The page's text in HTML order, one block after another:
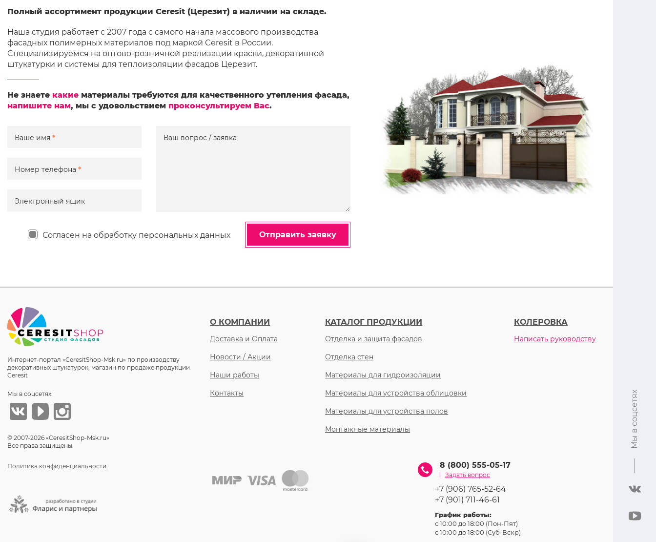
Мы в соцсетях
Полный ассортимент продукции Ceresit (Церезит) в наличии на складе.
Наша студия работает с 2007 года с самого начала массового производства
фасадных полимерных материалов под маркой Ceresit в России.
Cпециализируемся на оптово-розничной реализации краски, декоративной
штукатурки и системы для теплоизоляции фасадов Церезит.
Не знаете какие материалы требуются для качественного утепления фасада,
напишите нам, мы с удовольствием проконсультируем Вас.
Ваше имя *
Номер телефона *
Электронный ящик
Ваш вопрос / заявка
Согласен на обработку персональных данных Отправить заявку
Интернет-портал «CeresitShop-Msk.ru» по производству
декоративных штукатурок, магазин по продаже продукции
Ceresit
© 2007-2026 «CeresitShop-Msk.ru»
Все права защищены.
О КОМПАНИИ
Доставка и Оплата
Новости / Акции
Наши работы
Контакты
КАТАЛОГ ПРОДУКЦИИ
Отделка и защита фасадов
Отделка стен
Материалы для гидроизоляции
Материалы для устройства облицовки
Материалы для устройства полов
Монтажные материалы
КОЛЕРОВКА
Написать руководству
Мы в соцсетях:
8 (800) 555-05-17
Задать вопрос
+7 (906) 765-52-64
+7 (901) 711-46-61
График работы:
с 10:00 до 18:00 (Пон-Пят)
с 10:00 до 18:00 (Суб-Вcкр)
Политика конфиденциальности